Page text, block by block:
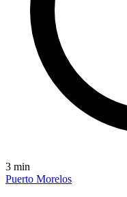
3 min
Puerto Morelos